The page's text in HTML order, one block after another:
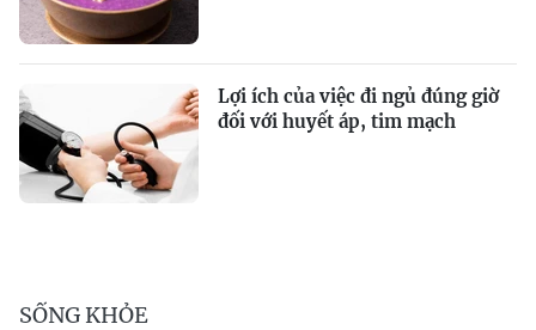
Lợi ích của việc đi ngủ đúng giờ
đối với huyết áp, tim mạch
SỐNG KHỎE